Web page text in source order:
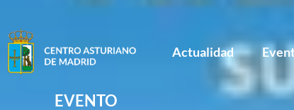
Actualidad
EVENTO